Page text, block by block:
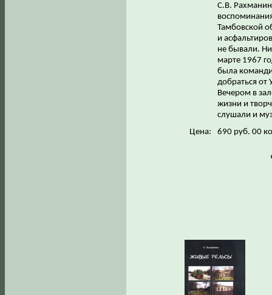
С.В.
Тамбовской
и
не бывали.
марте 1967
была
добраться
Вечером в
жизни и
слушали и
Цена:
690 руб. 00